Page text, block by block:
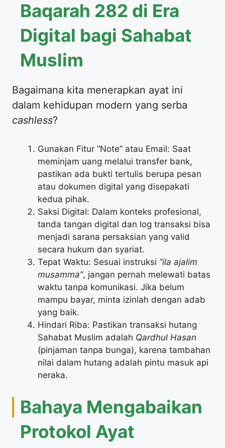
Baqarah 282 di Era
Digital bagi Sahabat
Muslim
Bagaimana kita menerapkan ayat ini
dalam kehidupan modern yang serba
cashless?
Gunakan Fitur “Note” atau Email: Saat
meminjam uang melalui transfer bank,
pastikan ada bukti tertulis berupa pesan
atau dokumen digital yang disepakati
kedua pihak.
Saksi Digital: Dalam konteks profesional,
tanda tangan digital dan log transaksi bisa
menjadi sarana persaksian yang valid
secara hukum dan syariat.
Tepat Waktu: Sesuai instruksi “ila ajalim
musamma”, jangan pernah melewati batas
waktu tanpa komunikasi. Jika belum
mampu bayar, minta izinlah dengan adab
yang baik.
Hindari Riba: Pastikan transaksi hutang
Sahabat Muslim adalah Qardhul Hasan
(pinjaman tanpa bunga), karena tambahan
nilai dalam hutang adalah pintu masuk api
neraka.
Bahaya Mengabaikan
Protokol Ayat